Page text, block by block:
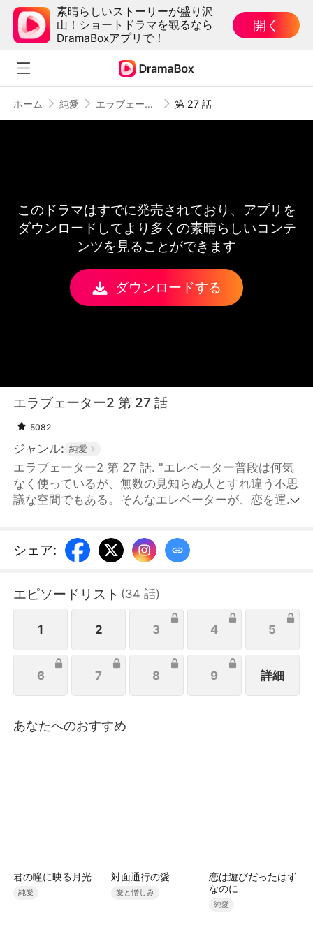
素晴らしいストーリーが盛り沢
山！ショートドラマを観るなら
DramaBoxアプリで！
開く
ホーム 純愛 エラブェーター2 第 27 話
このドラマはすでに発売されており、アプリを
ダウンロードしてより多くの素晴らしいコンテ
ンツを見ることができます
ダウンロードする
エラブェーター2 第 27 話
5082
ジャンル: 純愛
エラブェーター2 第 27 話. "エレベーター普段は何気
なく使っているが、無数の見知らぬ人とすれ違う不思
議な空間でもある。そんなエレベーターが、恋を運ん
5人のフロアーズ。「まずは惑わせないと──」鍛え抜
かれた肉体美を誇るミョンギと彼の一つ一つの言葉に
誰なのか？"
シェア:
エピソードリスト (34 話)
1 2 3 4 5
6 7 8 9 詳細
あなたへのおすすめ
君の瞳に映る月光
純愛
対面通行の愛
愛と憎しみ
恋は遊びだったはず
なのに
純愛